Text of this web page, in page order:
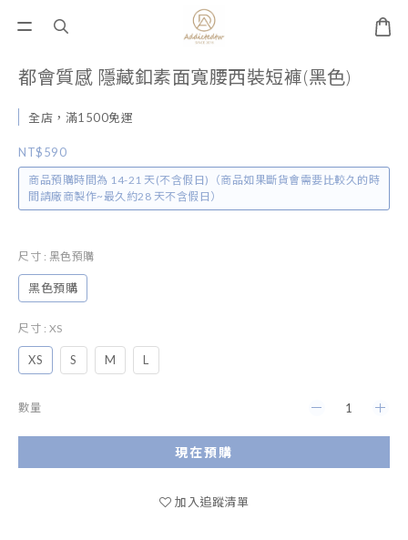
都會質感 隱藏釦素面寬腰西裝短褲(黑色)
全店，滿1500免運
NT$590
商品預購時間為 14-21 天(不含假日)（商品如果斷貨會需要比較久的時
間請廠商製作~最久約28 天不含假日）
尺寸 : 黑色預購
黑色預購
尺寸 : XS
XS S M L
數量
現在預購
加入追蹤清單